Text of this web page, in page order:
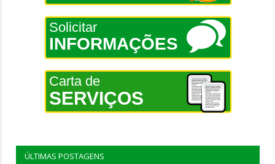
Solicitar
INFORMAÇÕES
Carta de
SERVIÇOS
ÚLTIMAS POSTAGENS